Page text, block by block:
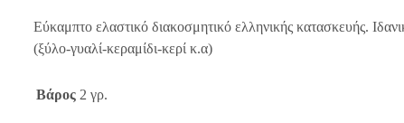
Εύκαμπτο ελαστικό διακοσμητικό ελληνικής κατασκευής.
(ξύλο-γυαλί-κεραμίδι-κερί κ.α)
Βάρος 2 γρ.